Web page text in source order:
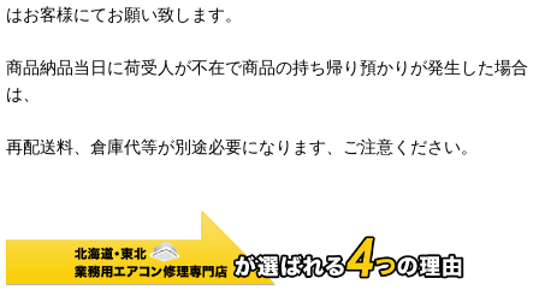
はお客様にてお願い致します。
商品納品当日に荷受人が不在で商品の持ち帰り預かりが発生した場合
は、
再配送料、倉庫代等が別途必要になります、ご注意ください。